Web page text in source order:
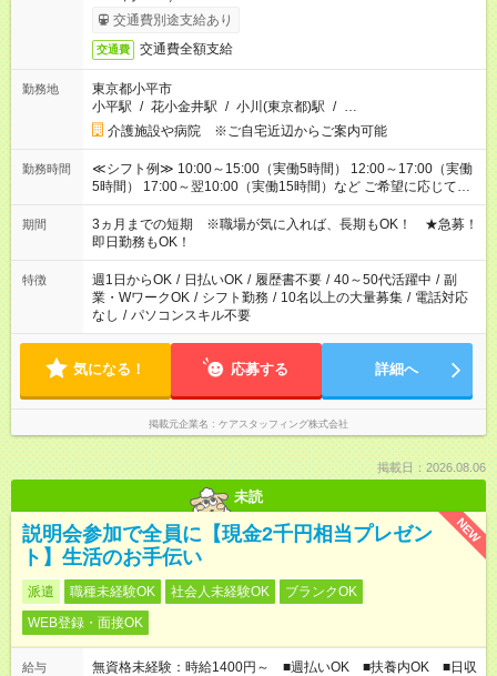
交通費別途支給あり
交通費 交通費全額支給
勤務地
東京都小平市
小平駅 / 花小金井駅 / 小川(東京都)駅 / …
介護施設や病院 ※ご自宅近辺からご案内可能
勤務時間
≪シフト例≫ 10:00～15:00（実働5時間） 12:00～17:00（実働
5時間） 17:00～翌10:00（実働15時間）など ご希望に応じて、
働く時間は調整できます！ お気軽に担当へ相談ください！
期間
3ヵ月までの短期 ※職場が気に入れば、長期もOK！ ★急募！
即日勤務もOK！
特徴 週1日からOK / 日払いOK / 履歴書不要 / 40～50代活躍中 / 副
業・WワークOK / シフト勤務 / 10名以上の大量募集 / 電話対応
なし / パソコンスキル不要
気になる！ 応募する 詳細へ
掲載元企業名 ケアスタッフィング株式会社
掲載日：2026.08.06
未読
NEW
説明会参加で全員に【現金2千円相当プレゼン
ト】生活のお手伝い
派遣 職種未経験OK 社会人未経験OK
ブランクOK
WEB登録・面接OK
給与
無資格未経験：時給1400円～ ■週払いOK ■扶養内OK ■日収